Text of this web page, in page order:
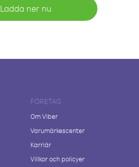
Ladda ner nu
FÖRETAG
Om Viber
Varumärkescenter
Karriär
Villkor och policyer